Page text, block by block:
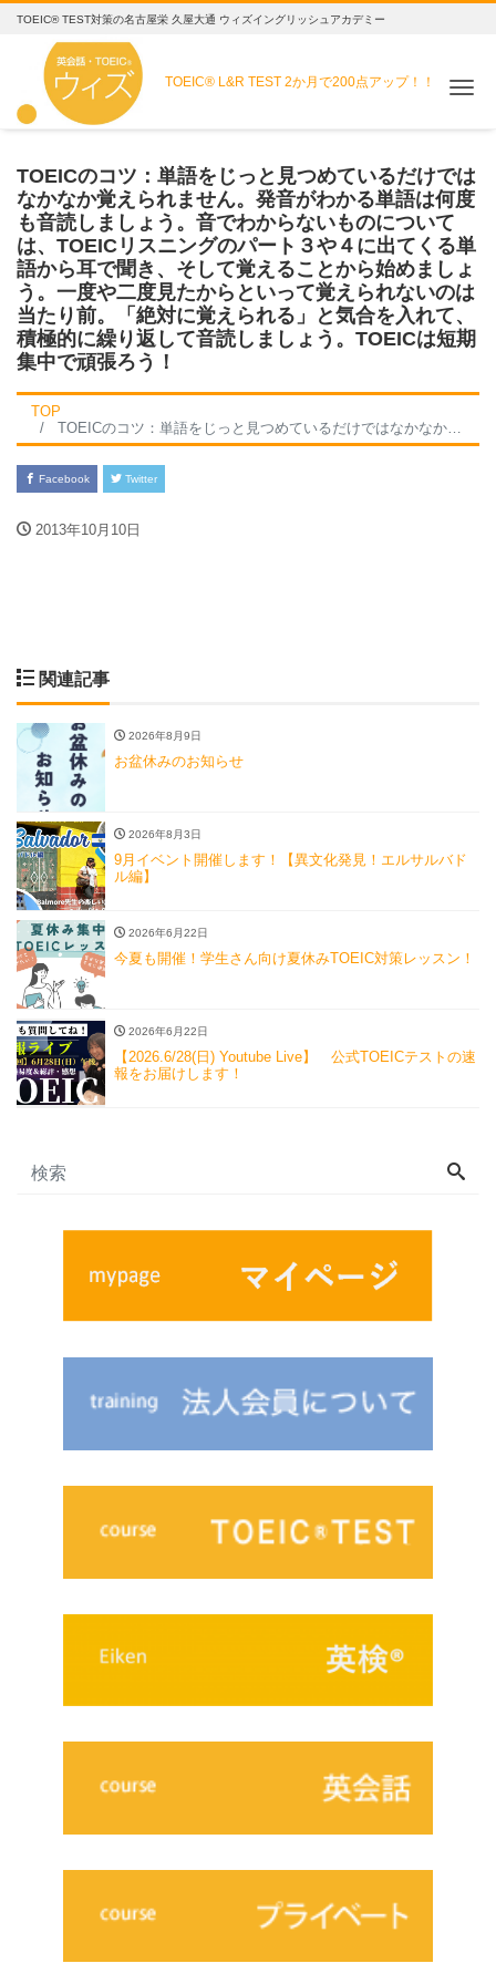
TOEIC® TEST対策の名古屋栄 久屋大通 ウィズイングリッシュアカデミー
TOEIC® L&R TEST2か月で200点アップ！！
TOEICのコツ：単語をじっと見つめているだけでは
なかなか覚えられません。発音がわかる単語は何度
も音読しましょう。音でわからないものについて
は、TOEICリスニングのパート３や４に出てくる単
語から耳で聞き、そして覚えることから始めましょ
う。一度や二度見たからといって覚えられないのは
当たり前。「絶対に覚えられる」と気合を入れて、
積極的に繰り返して音読しましょう。TOEICは短期
集中で頑張ろう！
TOP
TOEICのコツ：単語をじっと見つめているだけではなかなか覚えられません。発音がわかる単語は何度も音読しましょう。音でわからないものについては、TOEICリスニングのパート３や４に出てくる単語から耳で聞き、そして覚えることから始めましょう。一度や二度見たからといって覚えられないのは当たり前。「絶対に覚えられる」と気合を入れて、積極的に繰り返して音読しましょう。TOEICは短期集中で頑張ろう！
Facebook Twitter
2013年10月10日
関連記事
2026年8月9日
お盆休みのお知らせ
2026年8月3日
9月イベント開催します！【異文化発見！エルサルバド
ル編】
2026年6月22日
今夏も開催！学生さん向け夏休みTOEIC対策レッスン！
2026年6月22日
【2026.6/28(日) Youtube Live】 公式TOEICテストの速
報をお届けします！